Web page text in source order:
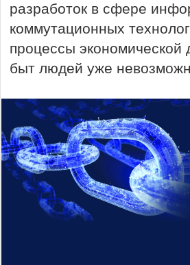
разработок в сфере
коммутационных
процессы экономической
быт людей уже